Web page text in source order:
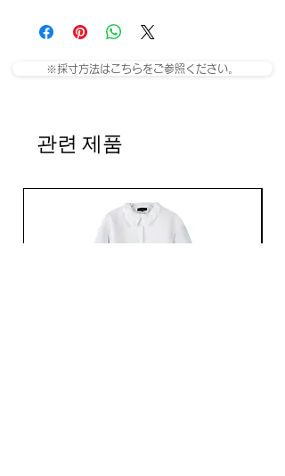
※採寸方法はこちらをご参照ください。
관련 제품